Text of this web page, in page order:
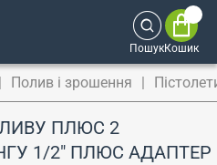
ПошукКошик
Полив і зрошення
ПЛЮС 2
1/2" ПЛЮС АДАПТЕР